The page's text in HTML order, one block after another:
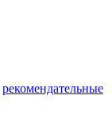
рекомендательные